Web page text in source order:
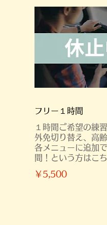
フリー１時間
１時間ご希望の練
外免切り替え、高齢
各メニューに追加
間！という方はこ
￥5,500